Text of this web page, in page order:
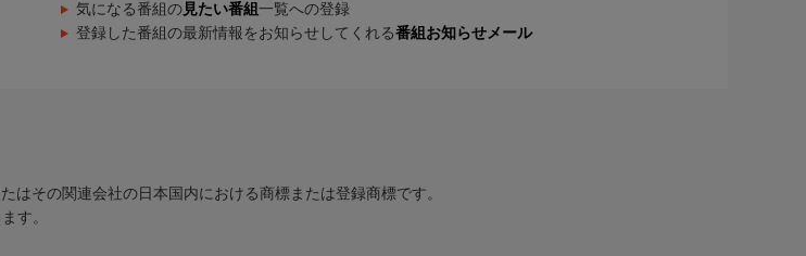
気になる番組の 見たい番組 一覧への登録
登録した番組の最新情報をお知らせしてくれる番組お知らせメール
はその関連会社の日本国内における商標または登録商標です。
す。